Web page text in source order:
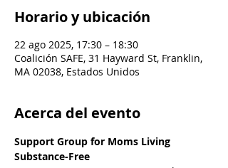
Horario y ubicación
22 ago 2025, 17:30 – 18:30
Coalición SAFE, 31 Hayward St, Franklin,
MA 02038, Estados Unidos
Acerca del evento
Support Group for Moms Living
Substance-Free